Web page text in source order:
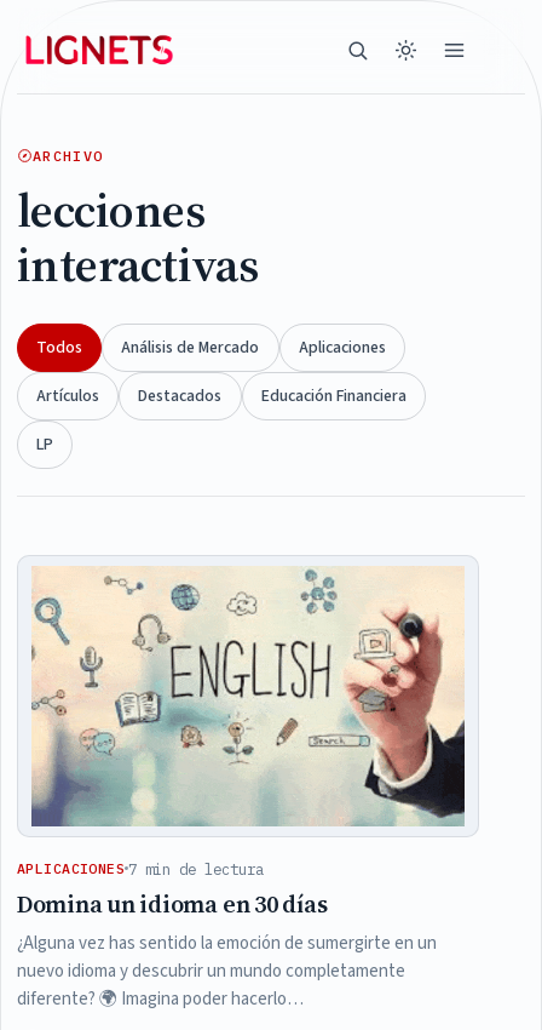
ARCHIVO
lecciones
interactivas
Todos Análisis de Mercado
Aplicaciones
Artículos
Destacados
Educación Financiera
LP
Articles
APLICACIONES 7 min de lectura
Domina un idioma en 30 días
¿Alguna vez has sentido la emoción de sumergirte en un
nuevo idioma y descubrir un mundo completamente
diferente? 🌍 Imagina poder hacerlo…